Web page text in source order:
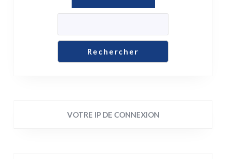
Rechercher
VOTRE IP DE CONNEXION